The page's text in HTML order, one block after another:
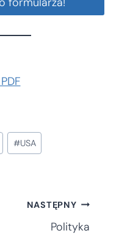
#USA
NASTĘPNY
Polityka